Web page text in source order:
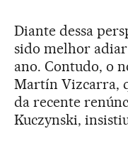
Diante dessa
sido melhor
ano. Contudo, o
Martín Vizcarra,
da recente
Kuczynski,